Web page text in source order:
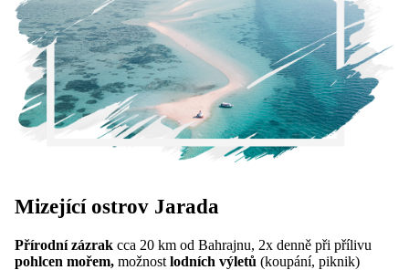
Mizející ostrov Jarada
Přírodní zázrak cca 20 km od Bahrajnu, 2x denně při přílivu
pohlcen mořem, možnost lodních výletů (koupání, piknik)